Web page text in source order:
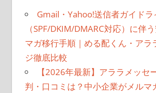
Gmail・Yahoo!送信者ガイド
（SPF/DKIM/DMARC対応）に伴
マガ移行手順｜める配くん・アラ
ジ徹底比較
【2026年最新】アララメッセ
判・口コミは？中小企業がメルマ